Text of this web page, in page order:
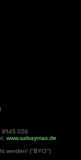
9545 026
www.salsaymas.de
werden! ("BYO").